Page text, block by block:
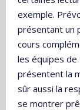
exemple.
présentant un
cours
les équipes
présentent la
sûr aussi la
se montrer